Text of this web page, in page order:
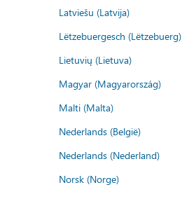
Latviešu (Latvija)
Lëtzebuergesch (Lëtzebuerg)
Lietuvių (Lietuva)
Magyar (Magyarország)
Malti (Malta)
Nederlands (België)
Nederlands (Nederland)
Norsk (Norge)